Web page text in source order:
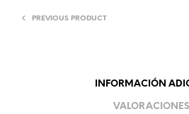
PREVIOUS PRODUCT
INFORMACIÓN